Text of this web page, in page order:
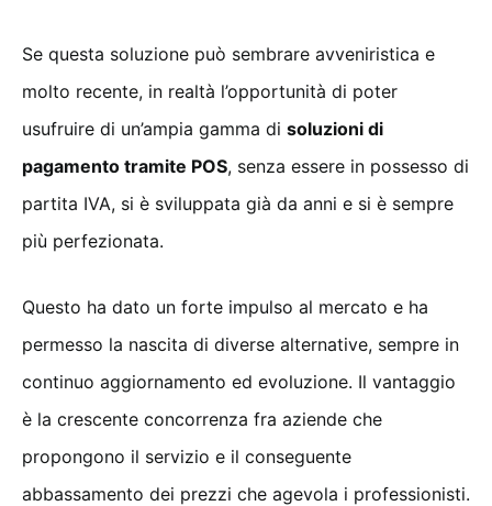
Se questa soluzione può sembrare avveniristica e
molto recente, in realtà l’opportunità di poter
usufruire di un’ampia gamma di soluzioni di
pagamento tramite POS, senza essere in possesso di
partita IVA, si è sviluppata già da anni e si è sempre
più perfezionata.
Questo ha dato un forte impulso al mercato e ha
permesso la nascita di diverse alternative, sempre in
continuo aggiornamento ed evoluzione. Il vantaggio
è la crescente concorrenza fra aziende che
propongono il servizio e il conseguente
abbassamento dei prezzi che agevola i professionisti.